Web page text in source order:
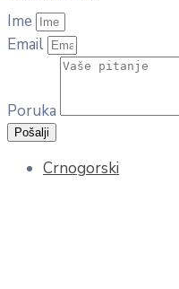
Ime
Email
Poruka
Pošalji
Crnogorski